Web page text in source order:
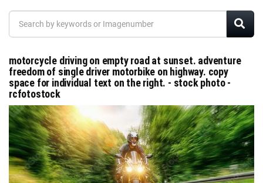
motorcycle driving on empty road at sunset. adventure
freedom of single driver motorbike on highway. copy
space for individual text on the right. - stock photo -
rcfotostock